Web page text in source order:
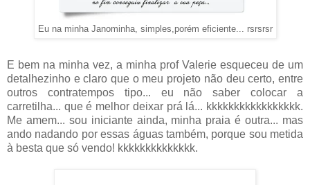
Eu na minha Janominha, simples,porém eficiente... rsrsrsr
E bem na minha vez, a minha prof Valerie esqueceu de um
detalhezinho e claro que o meu projeto não deu certo, entre
outros contratempos tipo... eu não saber colocar a
carretilha... que é melhor deixar prá lá... kkkkkkkkkkkkkkkkk.
Me amem... sou iniciante ainda, minha praia é outra... mas
ando nadando por essas águas também, porque sou metida
à besta que só vendo! kkkkkkkkkkkkkk.